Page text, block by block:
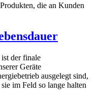
die an Kunden
der finale
Geräte
ausgelegt sind,
im Feld so lange halten